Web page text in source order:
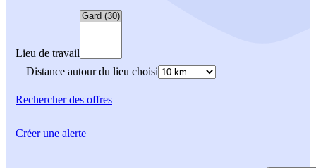
Lieu de travail
Distance autour du lieu choisi
Rechercherdes offres
Créer une alerte